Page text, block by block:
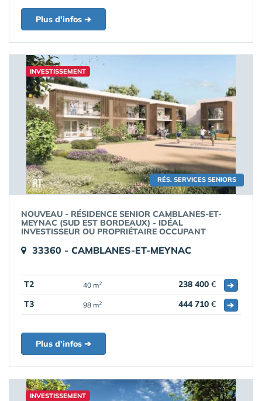
Plus d'infos ➔
RÉS. SERVICES SENIORS
INVESTISSEMENT
NOUVEAU - RÉSIDENCE SENIOR CAMBLANES-ET-
MEYNAC (SUD EST BORDEAUX) - IDÉAL
INVESTISSEUR OU PROPRIÉTAIRE OCCUPANT
33360 - CAMBLANES-ET-MEYNAC
T2 40 m2 238 400 €
➔
T3
98 m2 444 710 € ➔
Plus d'infos ➔
INVESTISSEMENT